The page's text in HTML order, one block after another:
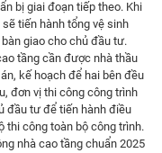
bị giai đoạn tiếp theo. Khi
tiến hành tổng vệ sinh
giao cho chủ đầu tư.
tầng cần được nhà thầu
kế hoạch để hai bên đều
đơn vị thi công công trình
đầu tư để tiến hành điều
thi công toàn bộ công trình.
nhà cao tầng chuẩn 2025